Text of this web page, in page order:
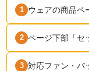
1 ウェアの商品ペ
2 ページ下部「セ
3 対応ファン・バ